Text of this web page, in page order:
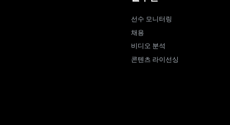
선수 모니터링
채용
비디오 분석
콘텐츠 라이선싱